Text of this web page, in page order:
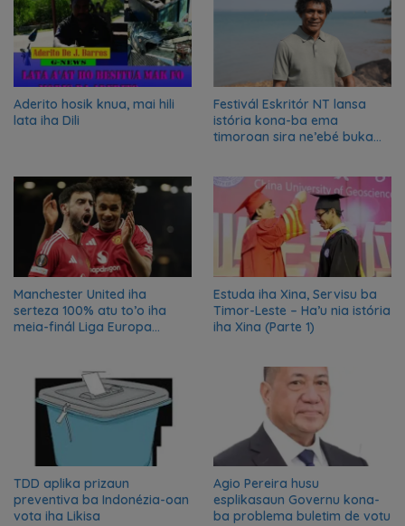
Aderito hosik knua, mai hili
lata iha Dili
Festivál Eskritór NT lansa
istória kona-ba ema
timoroan sira ne’ebé buka
Manchester United iha
serteza 100% atu to’o iha
meia-finál Liga Europa
Estuda iha Xina, Servisu ba
Timor-Leste – Ha’u nia istória
iha Xina (Parte 1)
TDD aplika prizaun
preventiva ba Indonézia-oan
vota iha Likisa
Agio Pereira husu
esplikasaun Governu kona-
ba problema buletim de votu